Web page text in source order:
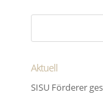
Aktuell
SISU Förderer